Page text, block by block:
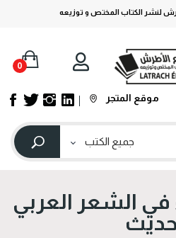
لنشر الكتاب المختص و توزيعه
0
موقع المتجر
الشعر العربي